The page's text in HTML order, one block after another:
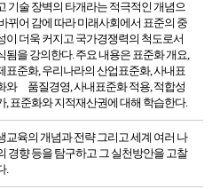
기술 장벽의 타개라는 적극적인 개념으
뀌어 감에 따라 미래사회에서 표준의 중
이 더욱 커지고 국가경쟁력의 척도로서
됨을 강의한다. 주요 내용은 표준화 개요,
표준화, 우리나라의 산업표준화, 사내표
와 품질경영, 사내표준화 적용, 적합성
, 표준화와 지적재산권에 대해 학습한다.
교육의 개념과 전략 그리고 세계 여러 나
경향 등을 탐구하고 그 실천방안을 고찰
.